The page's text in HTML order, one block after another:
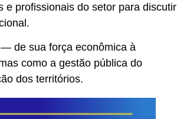
e profissionais do setor para discutir
de sua força econômica à
como a gestão pública do
dos territórios.